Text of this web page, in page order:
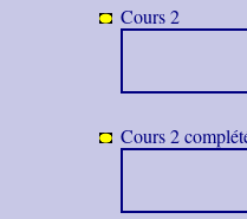
Cours 2
Cours 2